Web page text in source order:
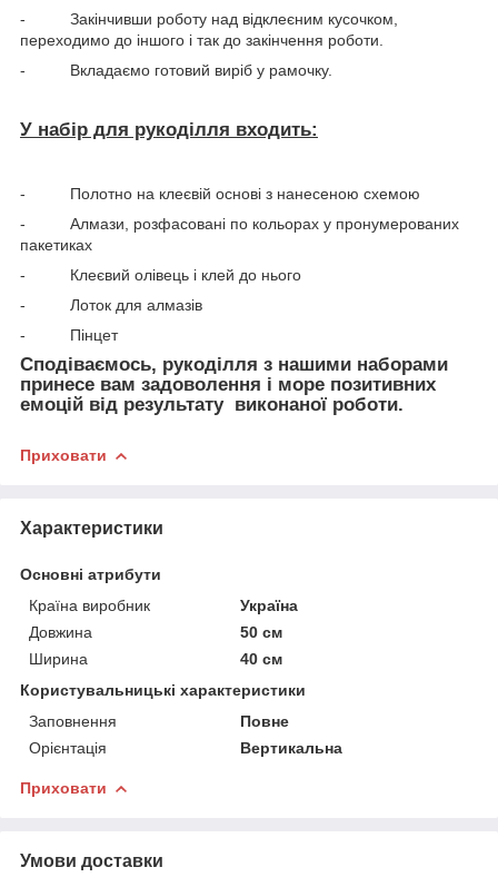
- Закінчивши роботу над відклеєним кусочком,
переходимо до іншого і так до закінчення роботи.
- Вкладаємо готовий виріб у рамочку.
У набір для рукоділля входить:
- Полотно на клеєвій основі з нанесеною схемою
- Алмази, розфасовані по кольорах у пронумерованих
пакетиках
- Клеєвий олівець і клей до нього
- Лоток для алмазів
- Пінцет
Сподіваємось, рукоділля з нашими наборами
принесе вам задоволення і море позитивних
емоцій від результату виконаної роботи.
Приховати
Характеристики
Основні атрибути
Країна виробник
Україна
Довжина
50 см
Ширина
40 см
Користувальницькі характеристики
Заповнення
Повне
Орієнтація
Вертикальна
Приховати
Умови доставки